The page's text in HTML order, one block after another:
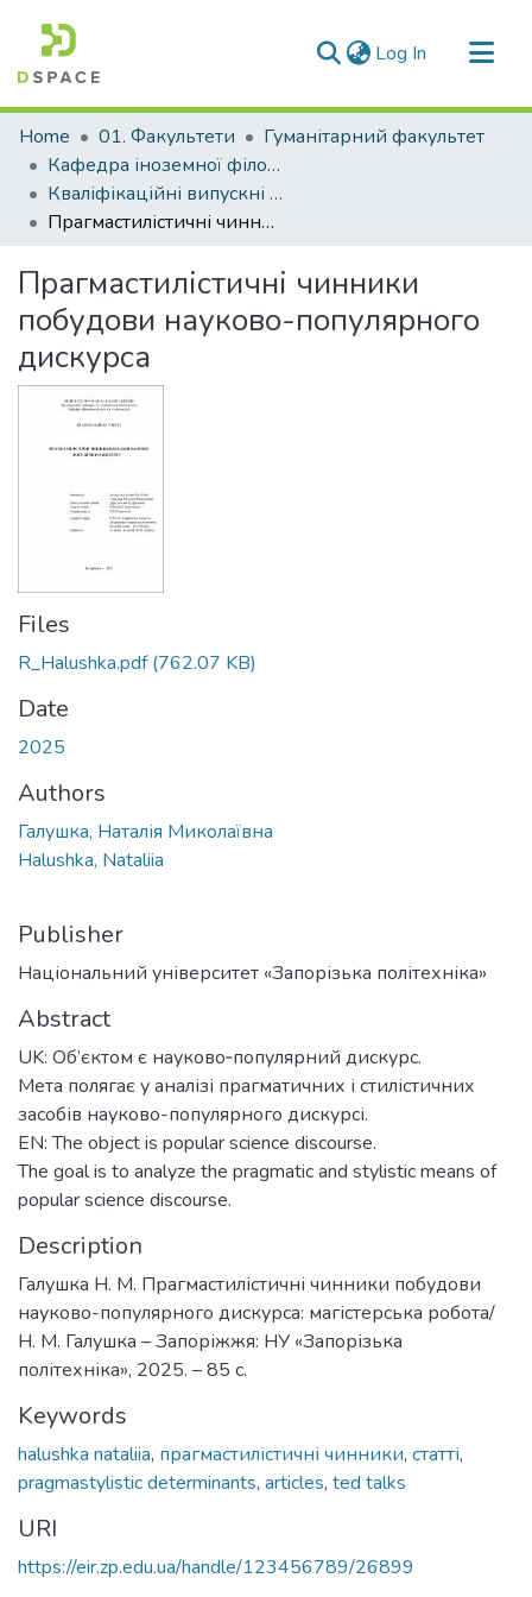
Log In (current)
Communities & Collections
All of DSpace
Statistics
Home 01. Факультети
Гуманітарний факультет
Кафедра іноземної філології та перекладу (Кафедра ІФ та П)
Кваліфікаційні випускні роботи здобувачів вищої освіти кафедри ІФ та П
Прагмастилістичні чинники побудови науково-популярного дискурса
Прагмастилістичні чинники
побудови науково-популярного
дискурса
Files
R_Halushka.pdf(762.07 KB)
Date
2025
Authors
Галушка, Наталія Миколаївна
Halushka, Nataliia
Publisher
Національний університет «Запорізька політехніка»
Abstract
UK: Об’єктом є науково‑популярний дискурс.
Мета полягає у аналізі прагматичних і стилістичних
засобів науково-популярного дискурсі.
EN: The object is popular science discourse.
The goal is to analyze the pragmatic and stylistic means of
popular science discourse.
Description
Галушка Н. М. Прагмастилістичні чинники побудови
науково-популярного дискурса: магістерська робота/
Н. М. Галушка – Запоріжжя: НУ «Запорізька
політехніка», 2025. – 85 с.
Keywords
halushka nataliia, прагмастилістичні чинники, статті,
pragmastylistic determinants, articles, ted talks
URI
https://eir.zp.edu.ua/handle/123456789/26899